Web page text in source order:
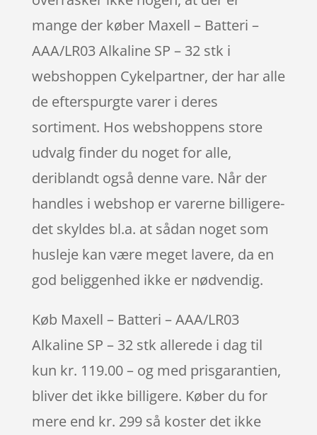
mange der køber Maxell – Batteri –
AAA/LR03 Alkaline SP – 32 stk i
webshoppen Cykelpartner, der har alle
de efterspurgte varer i deres
sortiment. Hos webshoppens store
udvalg finder du noget for alle,
deriblandt også denne vare. Når der
handles i webshop er varerne billigere-
det skyldes bl.a. at sådan noget som
husleje kan være meget lavere, da en
god beliggenhed ikke er nødvendig.
Køb Maxell – Batteri – AAA/LR03
Alkaline SP – 32 stk allerede i dag til
kun kr. 119.00 – og med prisgarantien,
bliver det ikke billigere. Køber du for
mere end kr. 299 så koster det ikke